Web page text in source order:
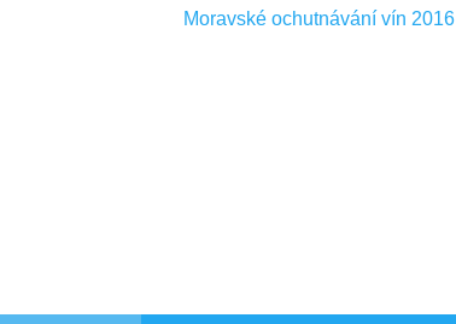
Moravské ochutnávání vín 2016